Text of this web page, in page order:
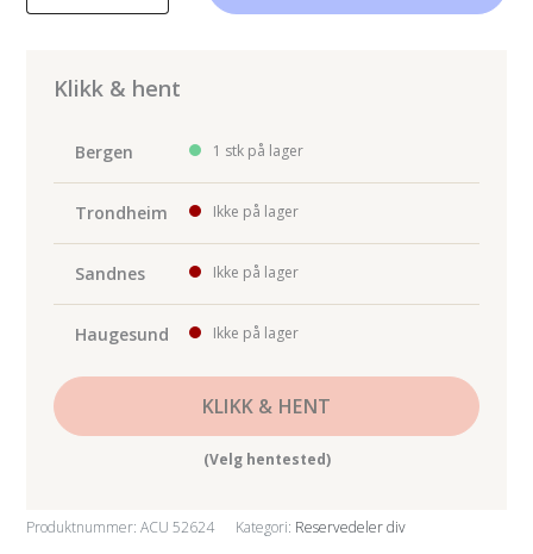
SM-
3011Y
beskyttelsesring
Klikk & hent
Bergen 1 stk på lager
Trondheim Ikke på lager
Sandnes Ikke på lager
Haugesund Ikke på lager
KLIKK & HENT
(Velg hentested)
Produktnummer:ACU 52624 Kategori: Reservedeler div